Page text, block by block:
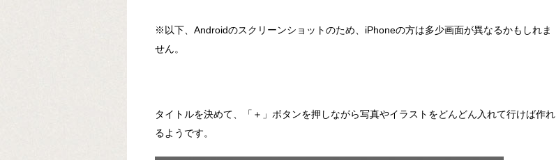
※以下、Androidのスクリーンショットのため、iPhoneの方は多少画面が異なるかもしれま
せん。
タイトルを決めて、「＋」ボタンを押しながら写真やイラストをどんどん入れて行けば作れ
るようです。